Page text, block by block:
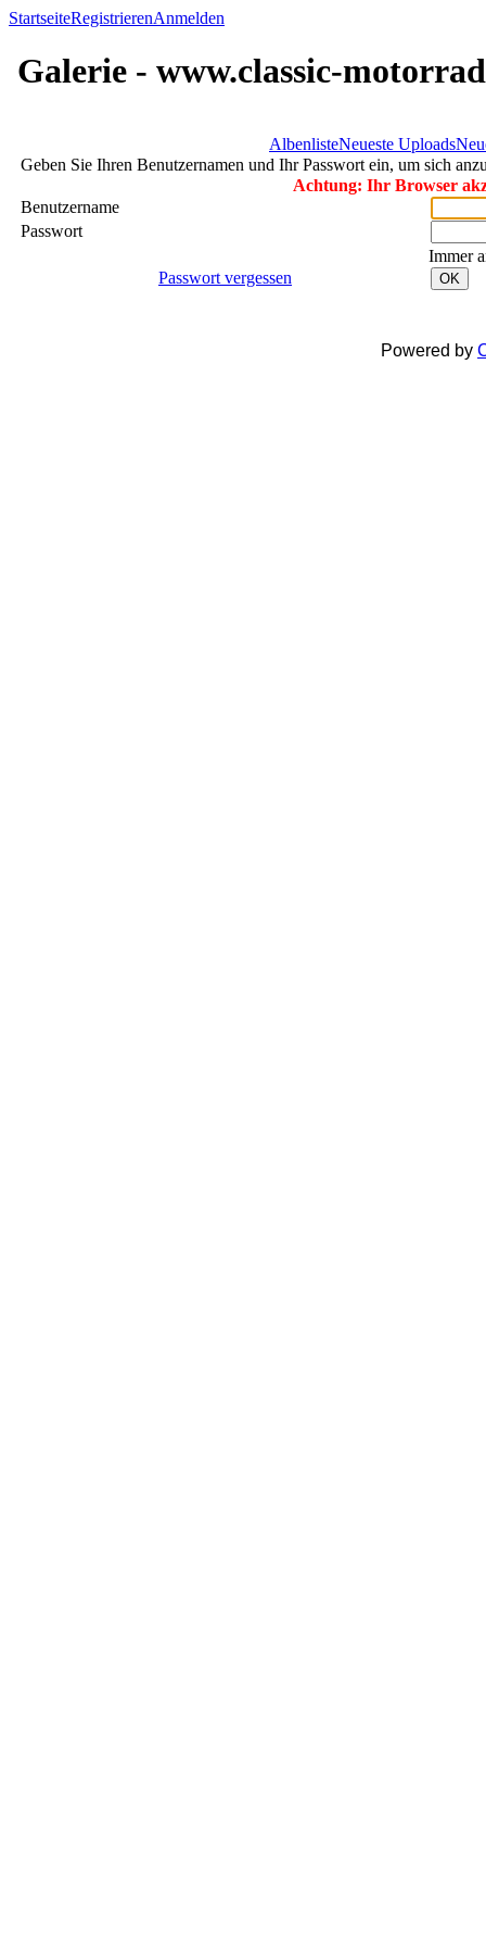
StartseiteRegistrierenAnmelden
Galerie - www.classic-
AlbenlisteNeueste Uploads
Geben Sie Ihren Benutzernamen und Ihr Passwort ein, um sich
Achtung: Ihr Browser
Benutzername
Passwort
Immer
Passwort vergessen
OK
Powered by